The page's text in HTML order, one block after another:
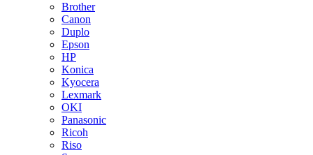
Brother
Canon
Duplo
Epson
HP
Konica
Kyocera
Lexmark
OKI
Panasonic
Ricoh
Riso